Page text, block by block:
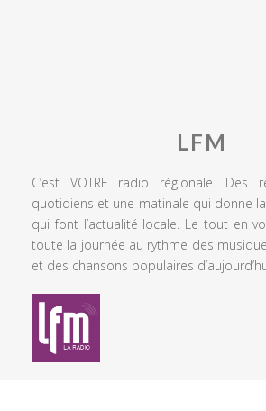
LFM
C’est VOTRE radio régionale. Des
quotidiens et une matinale qui donne
qui font l’actualité locale. Le tout en
toute la journée au rythme des
et des chansons populaires